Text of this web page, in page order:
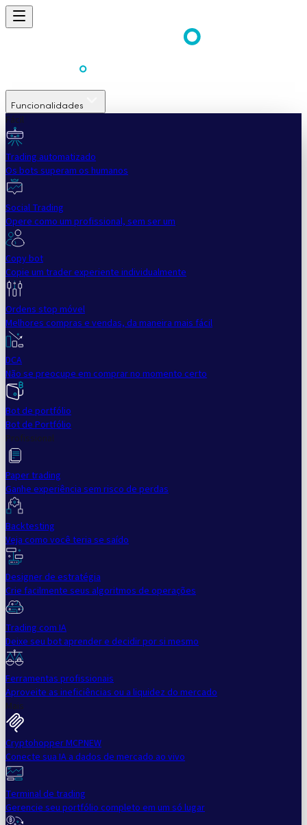
Funcionalidades
Fácil
Trading automatizado
Os bots superam os humanos
Social Trading
Opere como um profissional, sem ser um
Copy bot
Copie um trader experiente individualmente
Ordens stop móvel
Melhores compras e vendas, da maneira mais fácil
DCA
Não se preocupe em comprar no momento certo
Bot de portfólio
Bot de Portfólio
Profissional
Paper trading
Ganhe experiência sem risco de perdas
Backtesting
Veja como você teria se saído
Designer de estratégia
Crie facilmente seus algoritmos de operações
Trading com IA
Deixe seu bot aprender e decidir por si mesmo
Ferramentas profissionais
Aproveite as ineficiências ou a liquidez do mercado
Mais
Cryptohopper MCPNEW
Conecte sua IA a dados de mercado ao vivo
Terminal de trading
Gerencie seu portfólio completo em um só lugar